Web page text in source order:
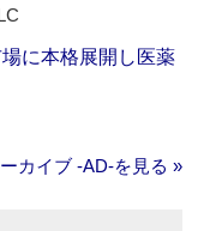
に本格展開し医薬
カイブ ‐AD‐を見る »